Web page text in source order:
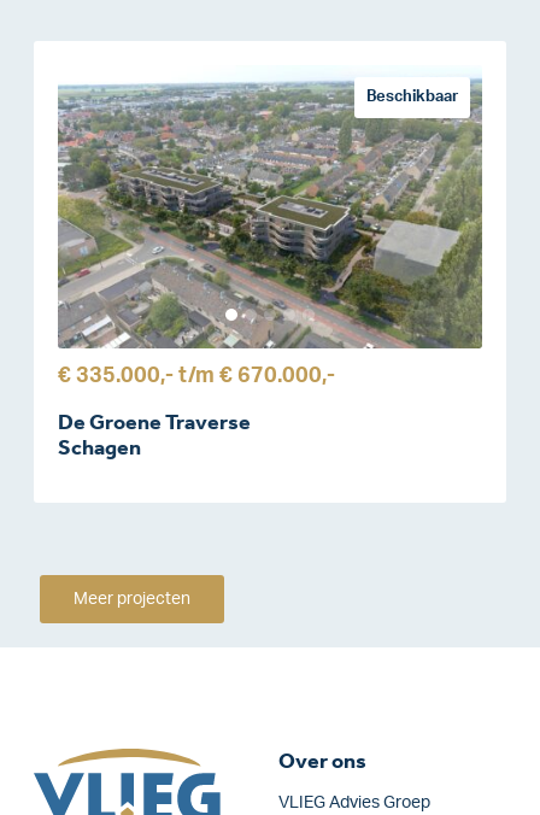
Beschikbaar
€ 335.000,- t/m € 670.000,-
De Groene Traverse
Schagen
Meer projecten
Over ons
VLIEG Advies Groep